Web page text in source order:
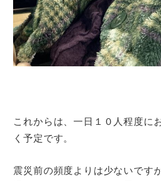
これからは、一日１０人程度に
く予定です。
震災前の頻度よりは少ないです